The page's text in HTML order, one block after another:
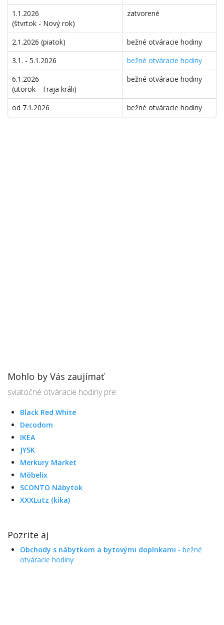
1.1.2026
(štvrtok - Nový rok)
zatvorené
2.1.2026 (piatok)
bežné otváracie hodiny
3.1. - 5.1.2026
bežné otváracie hodiny
6.1.2026
(utorok - Traja králi)
bežné otváracie hodiny
od 7.1.2026 bežné otváracie hodiny
Mohlo by Vás zaujímať
sviatočné otváracie hodiny pre:
Black Red White
Decodom
IKEA
JYSK
Merkury Market
Möbelix
SCONTO Nábytok
XXXLutz (kika)
Pozrite aj
Obchody s nábytkom a bytovými doplnkami - bežné
otváracie hodiny